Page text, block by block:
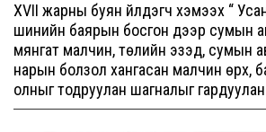
XVII жарны буян үйлдэгч хэмээх “
шинийн баярын босгон дээр сумын
мянгат малчин, төлийн эзэд, сумын
нарын болзол хангасан малчин өрх,
олныг тодруулан шагналыг